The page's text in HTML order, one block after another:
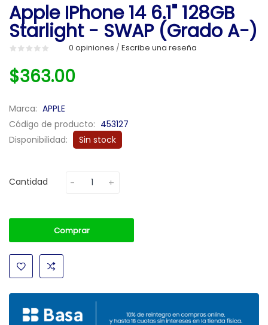
Apple IPhone 14 6.1" 128GB
Starlight - SWAP (Grado A-)
0 opiniones / Escribe una reseña
$363.00
Marca: APPLE
Código de producto: 453127
Disponibilidad:
Sin stock
Cantidad
Comprar